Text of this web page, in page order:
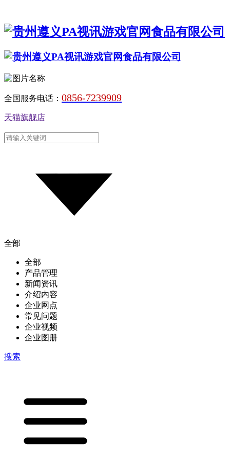
全国服务电话： 0856-7239909
天猫旗舰店
全部
全部
产品管理
新闻资讯
介绍内容
企业网点
常见问题
企业视频
企业图册
搜索